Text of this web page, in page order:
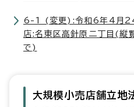
6-1 (変更):令和6年4月
店:名東区高針原二丁目(
で)
大規模小売店舗立地